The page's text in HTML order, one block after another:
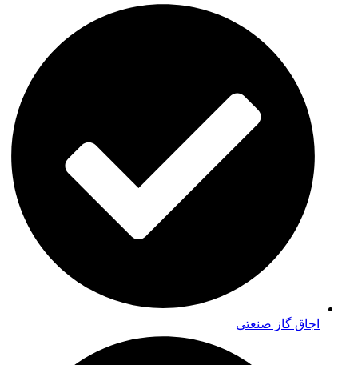
اجاق گاز صنعتی